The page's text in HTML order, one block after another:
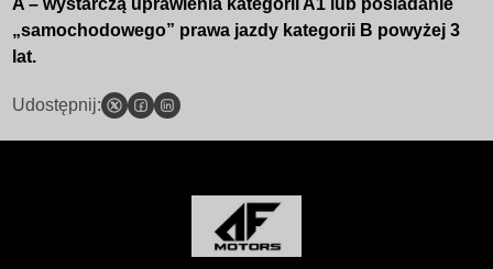
A – wystarczą uprawienia kategorii A1 lub posiadanie
„samochodowego” prawa jazdy kategorii B powyżej 3
lat.
Udostępnij: